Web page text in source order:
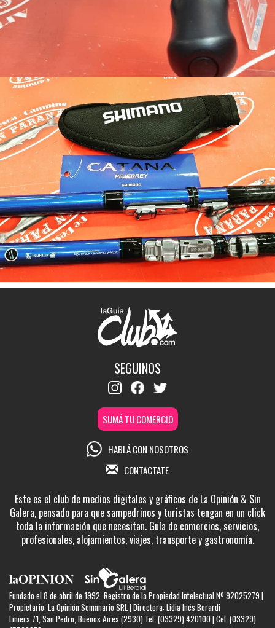
SEGUINOS
SUMÁ TU COMERCIO
HABLÁ CON NOSOTROS
CONTACTATE
Este es el club de medios digitales y gráficos de La Opinión & Sin
Galera, pensado para que sampedrinos y turistas tengan en un click
toda la información que necesitan. Guía de comercios, servicios,
profesionales, alojamientos, viajes, transporte y gastronomía.
Fundado el 8 de abril de 1992. Registro de la Propiedad Intelectual Nº 92025279 |
Propietario: La Opinión Semanario SRL | Directora: Lidia Inés Berardi
Liniers 71, San Pedro, Buenos Aires (2930) Tel. (03329) 420100 | Cel. (03329)